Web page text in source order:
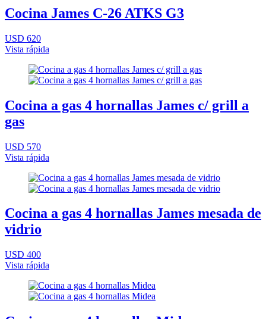
Cocina James C-26 ATKS G3
USD 620
Vista rápida
Cocina a gas 4 hornallas James c/ grill a
gas
USD 570
Vista rápida
Cocina a gas 4 hornallas James mesada de
vidrio
USD 400
Vista rápida